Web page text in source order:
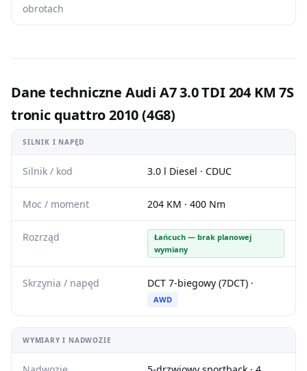
obrotach
Dane techniczne Audi A7 3.0 TDI 204 KM 7S
tronic quattro 2010 (4G8)
SILNIK I NAPĘD
Silnik / kod 3.0 l Diesel · CDUC
Moc / moment 204 KM · 400 Nm
Rozrząd
Łańcuch — brak planowej
wymiany
Skrzynia / napęd DCT 7-biegowy (7DCT) ·
AWD
WYMIARY I NADWOZIE